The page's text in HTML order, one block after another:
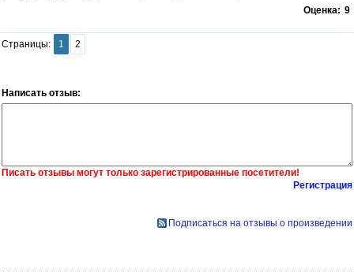
Оценка: 9
Страницы: 1 2
Написать отзыв:
Писать отзывы могут только зарегистрированные посетители!
Регистрация
Подписаться на отзывы о произведении